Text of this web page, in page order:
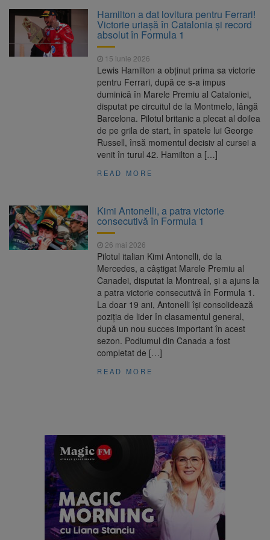
propriul record mondial. Betty Bromage a
zburat din nou pe aripa unui avion
9 august 2026
Tristan Tate cer eliberarea lor pe cauțiune în
Se schimbă examenul de
medic specialist. Subiecte unice în toată țara,
aceeași oră și același barem
Se schimbă regulile pentru
capsulele de cafea și ambalajele de unică
folosință. Noul regulament UE se aplică din 12
Hamilton a dat lovitura pentru Ferrari!
Victorie uriașă în Catalonia și record
absolut în Formula 1
15 iunie 2026
Lewis Hamilton a obținut prima sa victorie
pentru Ferrari, după ce s-a impus
duminică în Marele Premiu al Cataloniei,
disputat pe circuitul de la Montmelo, lângă
Barcelona. Pilotul britanic a plecat al doilea
de pe grila de start, în spatele lui George
Russell, însă momentul decisiv al cursei a
venit în turul 42. Hamilton a […]
READ MORE
Kimi Antonelli, a patra victorie
consecutivă în Formula 1
26 mai 2026
Pilotul italian Kimi Antonelli, de la
Mercedes, a câștigat Marele Premiu al
Canadei, disputat la Montreal, și a ajuns la
a patra victorie consecutivă în Formula 1.
La doar 19 ani, Antonelli își consolidează
poziția de lider în clasamentul general,
după un nou succes important în acest
sezon. Podiumul din Canada a fost
completat de […]
READ MORE